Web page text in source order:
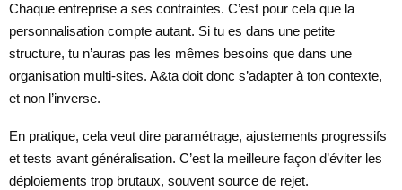
Chaque entreprise a ses contraintes. C’est pour cela que la
personnalisation compte autant. Si tu es dans une petite
structure, tu n’auras pas les mêmes besoins que dans une
organisation multi-sites. A&ta doit donc s’adapter à ton contexte,
et non l’inverse.
En pratique, cela veut dire paramétrage, ajustements progressifs
et tests avant généralisation. C’est la meilleure façon d’éviter les
déploiements trop brutaux, souvent source de rejet.